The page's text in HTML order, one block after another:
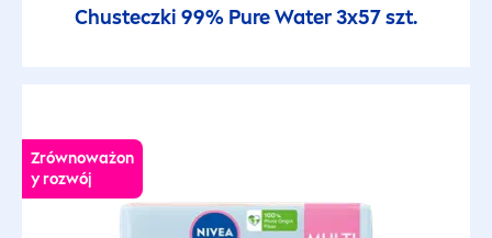
Chusteczki 99% PureWater 3x57 szt.
Zrównoważon
y rozwój